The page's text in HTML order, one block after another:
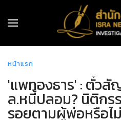
หน้าแรก
'แพทองธาร' : ตั๋วสั
ล.หนี้ปลอม? นิติกร
รอยตามผู้พ่อหรือไม่